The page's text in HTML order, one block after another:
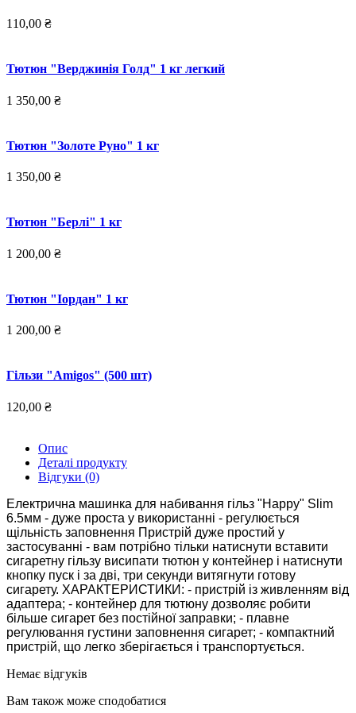
110,00 ₴
Тютюн "Верджинія Голд" 1 кг легкий
1 350,00 ₴
Тютюн "Золоте Руно" 1 кг
1 350,00 ₴
Тютюн "Берлі" 1 кг
1 200,00 ₴
Тютюн "Іордан" 1 кг
1 200,00 ₴
Гільзи "Amigos" (500 шт)
120,00 ₴
Опис
Деталі продукту
Відгуки (0)
Електрична машинка для набивання гільз "Happy" Slim
6.5мм - дуже проста у використанні - регулюється
щільність заповнення Пристрій дуже простий у
застосуванні - вам потрібно тільки натиснути вставити
сигаретну гільзу висипати тютюн у контейнер і натиснути
кнопку пуск і за дві, три секунди витягнути готову
сигарету. ХАРАКТЕРИСТИКИ: - пристрій із живленням від
адаптера; - контейнер для тютюну дозволяє робити
більше сигарет без постійної заправки; - плавне
регулювання густини заповнення сигарет; - компактний
пристрій, що легко зберігається і транспортується.
Немає відгуків
Вам також може сподобатися